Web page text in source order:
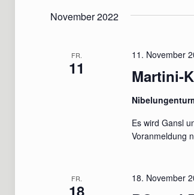
Schlüsselwort.
November 2022
FR.
11 Martini-
11. November
Es wird Gansl
Voranmeldung
FR.
18
18. November